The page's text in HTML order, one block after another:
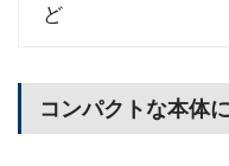
ど
コンパクトな本体